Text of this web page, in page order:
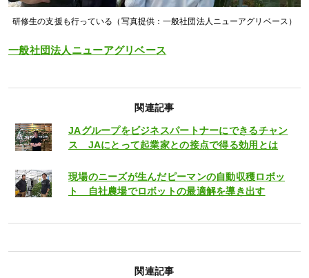
研修生の支援も行っている（写真提供：一般社団法人ニューアグリベース）
一般社団法人ニューアグリベース
関連記事
JAグループをビジネスパートナーにできるチャン
ス JAにとって起業家との接点で得る効用とは
現場のニーズが生んだピーマンの自動収穫ロボッ
ト 自社農場でロボットの最適解を導き出す
関連記事